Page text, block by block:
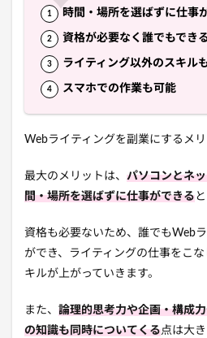
時間・場所を選ばずに仕事
資格が必要なく誰でもでき
ライティング以外のスキル
スマホでの作業も可能
Webライティングを副業にするメ
最大のメリットは、 パソコンとネ
間・場所を選ばずに仕事ができる
資格も必要ないため、誰でもWeb
ができ、ライティングの仕事をこ
キルが上がっていきます。
また、 論理的思考力や企画・構成
の知識も同時についてくる点は大